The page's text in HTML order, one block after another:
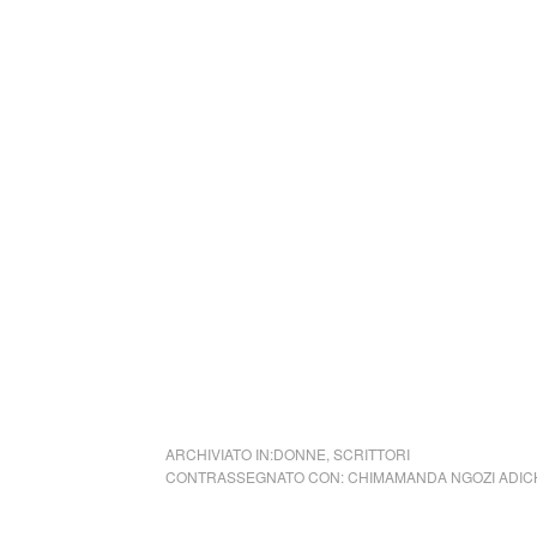
ARCHIVIATO IN:DONNE SCRITTORI
CONTRASSEGNATO CON:CHIMAMANDA NGOZI